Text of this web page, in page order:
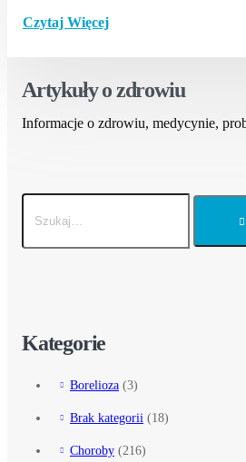
Czytaj Więcej
Artykuły o zdrowiu
Informacje o zdrowiu, medycynie,
Kategorie
Borelioza (3)
Brak kategorii (18)
Choroby (216)